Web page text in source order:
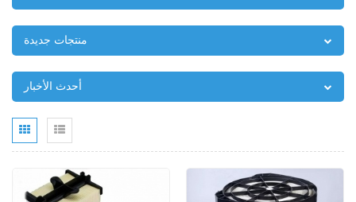
منتجات جديدة
أحدث الأخبار